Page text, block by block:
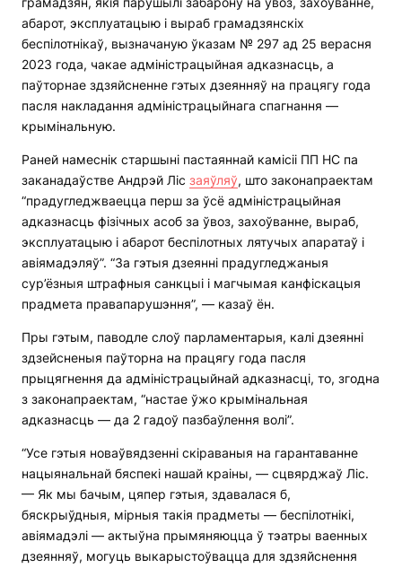
абарот, эксплуатацыю і выраб грамадзянскіх
беспілотнікаў, вызначаную ўказам № 297 ад 25 верасня
2023 года, чакае адміністрацыйная адказнасць, а
паўторнае здзяйсненне гэтых дзеянняў на працягу года
пасля накладання адміністрацыйнага спагнання —
крымінальную.
Раней намеснік старшыні пастаяннай камісіі ПП НС па
заканадаўстве Андрэй Ліс заяўляў, што законапраектам
“прадугледжваецца перш за ўсё адміністрацыйная
адказнасць фізічных асоб за ўвоз, захоўванне, выраб,
эксплуатацыю і абарот беспілотных лятучых апаратаў і
авіямадэляў”. “За гэтыя дзеянні прадугледжаныя
сур’ёзныя штрафныя санкцыі і магчымая канфіскацыя
прадмета правапарушэння”, — казаў ён.
Пры гэтым, паводле слоў парламентарыя, калі дзеянні
здзейсненыя паўторна на працягу года пасля
прыцягнення да адміністрацыйнай адказнасці, то, згодна
з законапраектам, “настае ўжо крымінальная
адказнасць — да 2 гадоў пазбаўлення волі”.
“Усе гэтыя новаўвядзенні скіраваныя на гарантаванне
нацыянальнай бяспекі нашай краіны, — сцвярджаў Ліс.
— Як мы бачым, цяпер гэтыя, здавалася б,
бяскрыўдныя, мірныя такія прадметы — беспілотнікі,
авіямадэлі — актыўна прымяняюцца ў тэатры ваенных
дзеянняў, могуць выкарыстоўвацца для здзяйснення